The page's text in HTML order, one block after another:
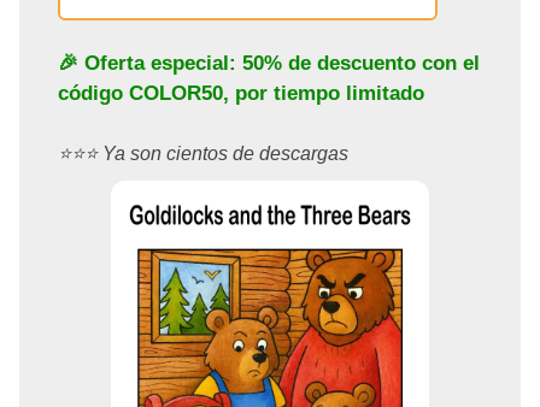
🎉 Oferta especial: 50% de descuento con el
código COLOR50, por tiempo limitado
⭐️⭐️⭐️ Ya son cientos de descargas